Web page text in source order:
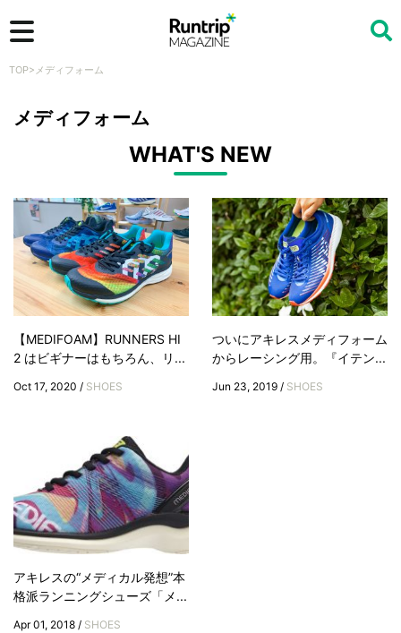
TOP> メディフォーム
メディフォーム
WHAT'S NEW
【MEDIFOAM】RUNNERS HI
2 はビギナーはもちろん、リ...
Oct 17, 2020 / SHOES
ついにアキレスメディフォーム
からレーシング用。『イテン...
Jun 23, 2019 / SHOES
アキレスの“メディカル発想”本
格派ランニングシューズ「メ...
Apr 01, 2018 / SHOES